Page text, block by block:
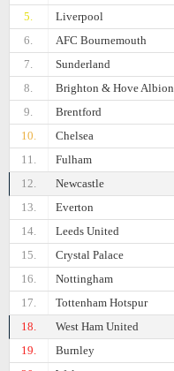
5.
Liverpool
6.
AFC Bournemouth
7.
Sunderland
8.
Brighton & Hove Albion
9.
Brentford
10.
Chelsea
11.
Fulham
12.
Newcastle
13.
Everton
14.
Leeds United
15.
Crystal Palace
16.
Nottingham
17.
Tottenham Hotspur
18.
West Ham United
19.
Burnley